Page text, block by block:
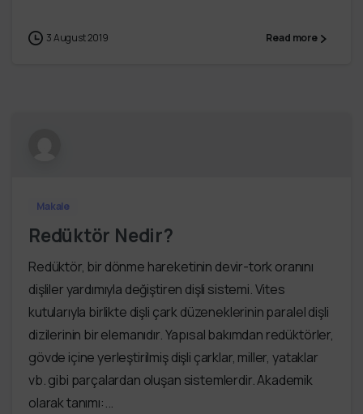
3 August 2019 Read more
Makale
Redüktör Nedir?
Redüktör, bir dönme hareketinin devir-tork oranını
dişliler yardımıyla değiştiren dişli sistemi. Vites
kutularıyla birlikte dişli çark düzeneklerinin paralel dişli
dizilerinin bir elemanıdır. Yapısal bakımdan redüktörler,
gövde içine yerleştirilmiş dişli çarklar, miller, yataklar
vb. gibi parçalardan oluşan sistemlerdir. Akademik
olarak tanımı:...